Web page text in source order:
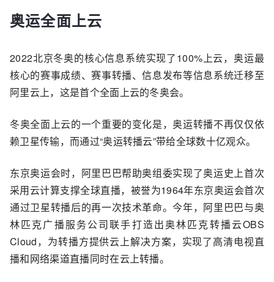
奥运全面上云
2022北京冬奥的核心信息系统实现了100%上云，奥运最
核心的赛事成绩、赛事转播、信息发布等信息系统迁移至
阿里云上，这是首个全面上云的冬奥会。
冬奥全面上云的一个重要的变化是，奥运转播不再仅仅依
赖卫星传输，而通过“奥运转播云”带给全球数十亿观众。
东京奥运会时，阿里巴巴帮助奥组委实现了奥运史上首次
采用云计算支撑全球直播，被誉为1964年东京奥运会首次
通过卫星转播后的再一次技术革命。今年，阿里巴巴与奥
林匹克广播服务公司联手打造出奥林匹克转播云OBS
Cloud，为转播方提供云上解决方案，实现了高清电视直
播和网络渠道直播同时在云上转播。